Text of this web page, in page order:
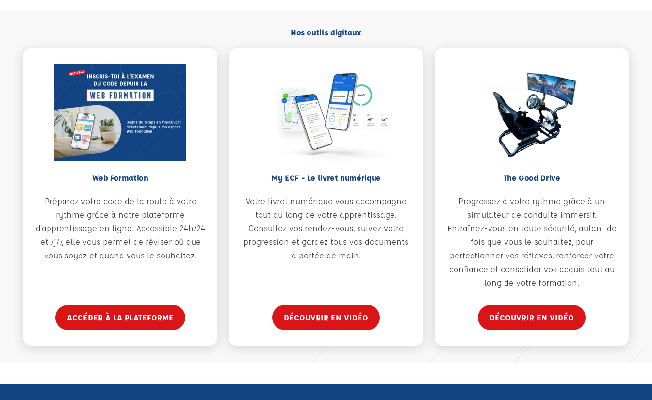
Nos outils digitaux
Web Formation
Préparez votre code de la route à votre
rythme grâce à notre plateforme
d'apprentissage en ligne. Accessible 24h/24
et 7j/7, elle vous permet de réviser où que
vous soyez et quand vous le souhaitez.
ACCÉDER À LA PLATEFORME
My ECF - Le livret numérique
Votre livret numérique vous accompagne
tout au long de votre apprentissage.
Consultez vos rendez-vous, suivez votre
progression et gardez tous vos documents
à portée de main.
DÉCOUVRIR EN VIDÉO
The Good Drive
Progressez à votre rythme grâce à un
simulateur de conduite immersif.
Entraînez-vous en toute sécurité, autant de
fois que vous le souhaitez, pour
perfectionner vos réflexes, renforcer votre
confiance et consolider vos acquis tout au
long de votre formation.
DÉCOUVRIR EN VIDÉO